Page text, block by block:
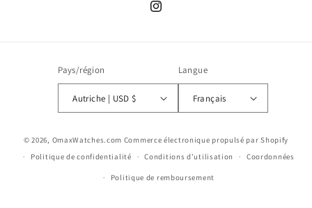
Instagram
Pays/région
Autriche | USD $
Langue
Français
de
© 2026, OmaxWatches.com Commerce électronique propulsé par Shopify
Politique de confidentialité
Conditions d’utilisation Coordonnées
Politique de remboursement